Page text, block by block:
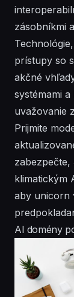
zásobníkmi
prístupy so
akčné
systémami
uvažovanie
Prijmite
klimatickým
aby unicorn
AI domény